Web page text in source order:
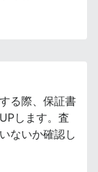
る際、保証書
します。査
ないか確認し